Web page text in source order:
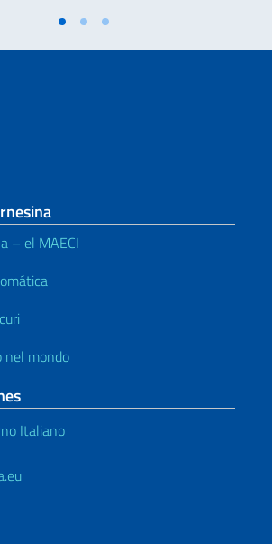
– el MAECI
nel mondo
Italiano